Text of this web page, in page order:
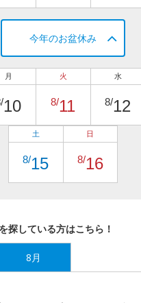
今年のお盆休み
月
10
火
8/11
水
8/12
土
8/15
日
8/16
探している方はこちら！
8月